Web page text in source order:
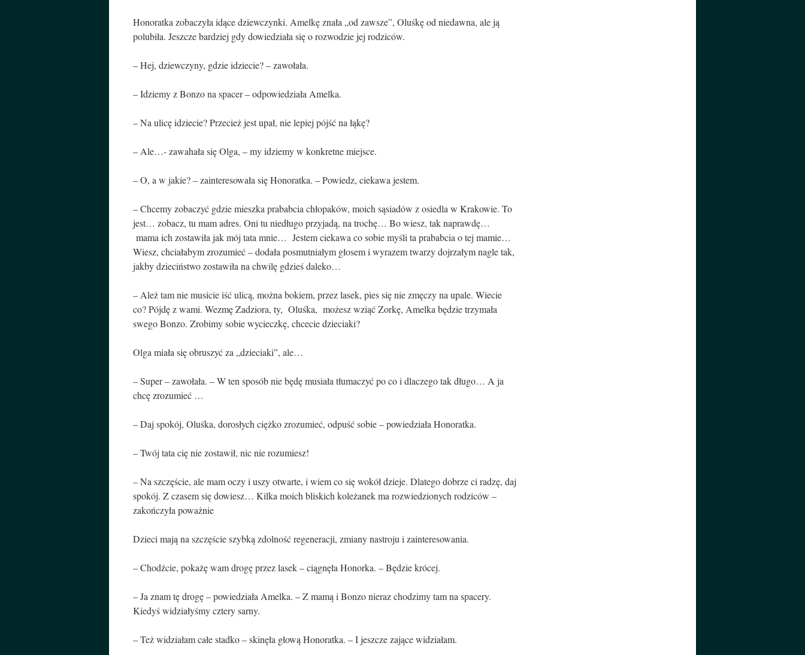
Honoratka zobaczyła idące dziewczynki. Amelkę znała „od zawsze”, Oluśkę od niedawna, ale ją
polubiła. Jeszcze bardziej gdy dowiedziała się o rozwodzie jej rodziców.
– Hej, dziewczyny, gdzie idziecie? – zawołała.
– Idziemy z Bonzo na spacer – odpowiedziała Amelka.
– Na ulicę idziecie? Przecież jest upał, nie lepiej pójść na łąkę?
– Ale…- zawahała się Olga, – my idziemy w konkretne miejsce.
– O, a w jakie? – zainteresowała się Honoratka. – Powiedz, ciekawa jestem.
– Chcemy zobaczyć gdzie mieszka prababcia chłopaków, moich sąsiadów z osiedla w Krakowie. To
jest… zobacz, tu mam adres. Oni tu niedługo przyjadą, na trochę… Bo wiesz, tak naprawdę…
mama ich zostawiła jak mój tata mnie… Jestem ciekawa co sobie myśli ta prababcia o tej mamie…
Wiesz, chciałabym zrozumieć – dodała posmutniałym głosem i wyrazem twarzy dojrzałym nagle tak,
jakby dzieciństwo zostawiła na chwilę gdzieś daleko…
– Ależ tam nie musicie iść ulicą, można bokiem, przez lasek, pies się nie zmęczy na upale. Wiecie
co? Pójdę z wami. Wezmę Zadziora, ty, Oluśka, możesz wziąć Zorkę, Amelka będzie trzymała
swego Bonzo. Zrobimy sobie wycieczkę, chcecie dzieciaki?
Olga miała się obruszyć za „dzieciaki”, ale…
– Super – zawołała. – W ten sposób nie będę musiała tłumaczyć po co i dlaczego tak długo… A ja
chcę zrozumieć …
– Daj spokój, Oluśka, dorosłych ciężko zrozumieć, odpuść sobie – powiedziała Honoratka.
– Twój tata cię nie zostawił, nic nie rozumiesz!
– Na szczęście, ale mam oczy i uszy otwarte, i wiem co się wokół dzieje. Dlatego dobrze ci radzę, daj
spokój. Z czasem się dowiesz… Kilka moich bliskich koleżanek ma rozwiedzionych rodziców –
zakończyła poważnie
Dzieci mają na szczęście szybką zdolność regeneracji, zmiany nastroju i zainteresowania.
– Chodźcie, pokażę wam drogę przez lasek – ciągnęła Honorka. – Będzie krócej.
– Ja znam tę drogę – powiedziała Amelka. – Z mamą i Bonzo nieraz chodzimy tam na spacery.
Kiedyś widziałyśmy cztery sarny.
– Też widziałam całe stadko – skinęła głową Honoratka. – I jeszcze zające widziałam.